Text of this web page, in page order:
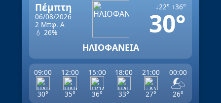
Πέμπτη
06/08/2026
2 Μπφ. Α
💧 26%
↓22° ↑36°
30°
ΗΛΙΟΦΑΝΕΙΑ
09:00
30°
12:00
35°
15:00
36°
18:00
33°
21:00
27°
00:00
26°